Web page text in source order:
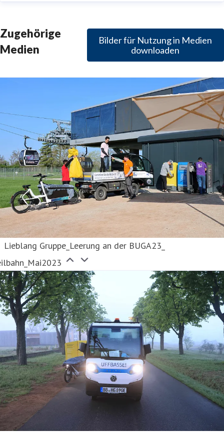
Zugehörige
Medien
Bilder für Nutzung in Medien
downloaden
Lieblang Gruppe_Leerung an der BUGA23_